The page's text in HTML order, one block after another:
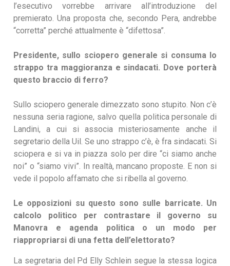
l’esecutivo vorrebbe arrivare all’introduzione del
premierato. Una proposta che, secondo Pera, andrebbe
“corretta” perché attualmente è “difettosa”.
Presidente, sullo sciopero generale si consuma lo
strappo tra maggioranza e sindacati. Dove porterà
questo braccio di ferro?
Sullo sciopero generale dimezzato sono stupito. Non c’è
nessuna seria ragione, salvo quella politica personale di
Landini, a cui si associa misteriosamente anche il
segretario della Uil. Se uno strappo c’è, è fra sindacati. Si
sciopera e si va in piazza solo per dire “ci siamo anche
noi” o “siamo vivi”. In realtà, mancano proposte. E non si
vede il popolo affamato che si ribella al governo.
Le opposizioni su questo sono sulle barricate. Un
calcolo politico per contrastare il governo su
Manovra e agenda politica o un modo per
riappropriarsi di una fetta dell’elettorato?
La segretaria del Pd Elly Schlein segue la stessa logica